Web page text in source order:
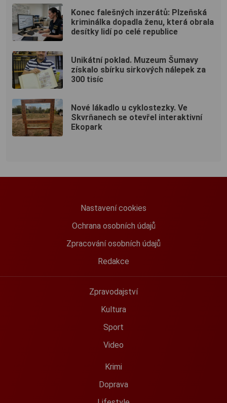
Konec falešných inzerátů: Plzeňská
kriminálka dopadla ženu, která obrala
desítky lidí po celé republice
Unikátní poklad. Muzeum Šumavy
získalo sbírku sirkových nálepek za
300 tisíc
Nové lákadlo u cyklostezky. Ve
Skvrňanech se otevřel interaktivní
Ekopark
Nastavení cookies
Ochrana osobních údajů
Zpracování osobních údajů
Redakce
Zpravodajství
Kultura
Sport
Video
Krimi
Doprava